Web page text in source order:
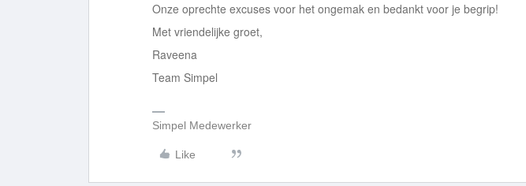
Onze oprechte excuses voor het ongemak en bedankt voor je begrip!
Met vriendelijke groet,
Raveena
Team Simpel
Simpel Medewerker
Like